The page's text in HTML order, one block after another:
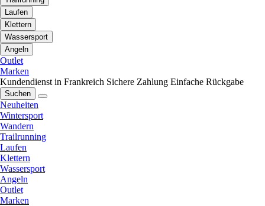
Laufen
Klettern
Wassersport
Angeln
Outlet
Marken
Kundendienst in Frankreich Sichere Zahlung Einfache Rückgabe
Suchen
Neuheiten
Wintersport
Wandern
Trailrunning
Laufen
Klettern
Wassersport
Angeln
Outlet
Marken